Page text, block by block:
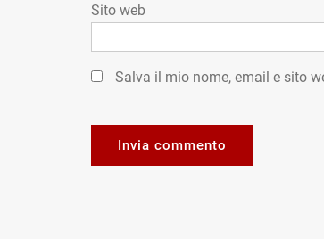
Sito web
Salva il mio nome, email e sito